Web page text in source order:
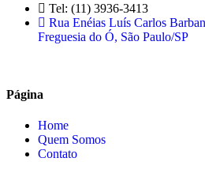
Tel: (11) 3936-3413
Rua Enéias Luís Carlos
Freguesia do Ó, São Paulo/SP
Página
Home
Quem Somos
Contato